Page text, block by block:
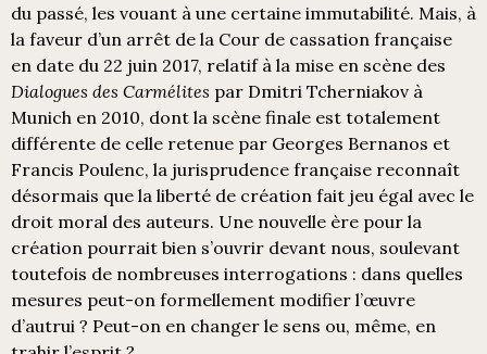
du passé, les vouant à une certaine immutabilité. Mais, à
la faveur d’un arrêt de la Cour de cassation française
en date du 22 juin 2017, relatif à la mise en scène des
Dialogues des Carmélites par Dmitri Tcherniakov à
Munich en 2010, dont la scène finale est totalement
différente de celle retenue par Georges Bernanos et
Francis Poulenc, la jurisprudence française reconnaît
désormais que la liberté de création fait jeu égal avec le
droit moral des auteurs. Une nouvelle ère pour la
création pourrait bien s’ouvrir devant nous, soulevant
toutefois de nombreuses interrogations : dans quelles
mesures peut-on formellement modifier l’œuvre
d’autrui ? Peut-on en changer le sens ou, même, en